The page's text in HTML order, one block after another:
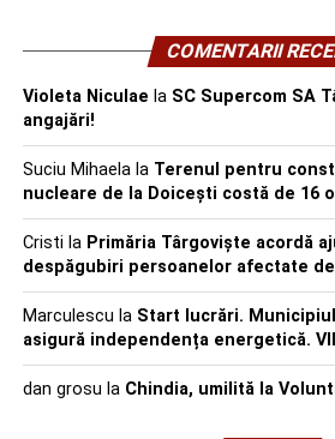
COMENTARII
Violeta Niculae la SC Supercom SA
angajări!
Suciu Mihaelala Terenul pentru
nucleare de la Doicești costă de 16
Cristi la Primăria Târgoviște acordă
despăgubiri persoanelor afectate
Marculescu la Start lucrări.
asigură independența energetică.
dan grosu la Chindia, umilită la